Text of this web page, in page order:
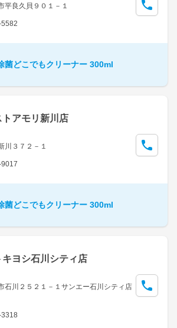
平良久貝９０１－１
菌どこでもクリーナー 300ml
トアモリ新川店
川３７２－１
菌どこでもクリーナー 300ml
ヨシ石川シティ店
石川２５２１－１サンエー石川シティ店